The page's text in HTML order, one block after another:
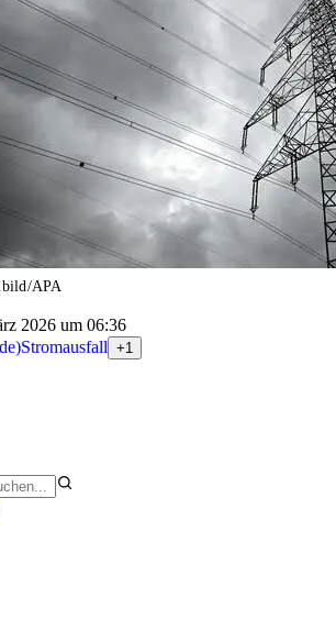
APA
2026 um 06:36
Stromausfall +1